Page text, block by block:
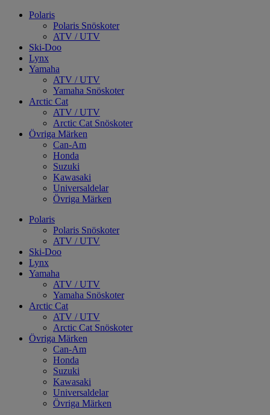
Polaris
Polaris Snöskoter
ATV / UTV
Ski-Doo
Lynx
Yamaha
ATV / UTV
Yamaha Snöskoter
Arctic Cat
ATV / UTV
Arctic Cat Snöskoter
Övriga Märken
Can-Am
Honda
Suzuki
Kawasaki
Universaldelar
Övriga Märken
Polaris
Polaris Snöskoter
ATV / UTV
Ski-Doo
Lynx
Yamaha
ATV / UTV
Yamaha Snöskoter
Arctic Cat
ATV / UTV
Arctic Cat Snöskoter
Övriga Märken
Can-Am
Honda
Suzuki
Kawasaki
Universaldelar
Övriga Märken